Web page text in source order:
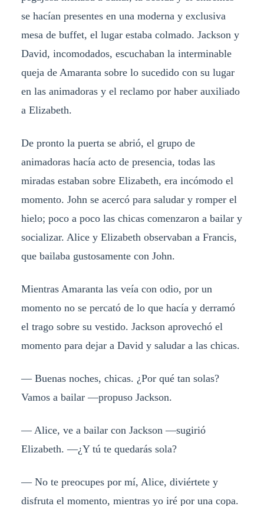
se hacían presentes en una moderna y exclusiva
mesa de buffet, el lugar estaba colmado. Jackson y
David, incomodados, escuchaban la interminable
queja de Amaranta sobre lo sucedido con su lugar
en las animadoras y el reclamo por haber auxiliado
a Elizabeth.
De pronto la puerta se abrió, el grupo de
animadoras hacía acto de presencia, todas las
miradas estaban sobre Elizabeth, era incómodo el
momento. John se acercó para saludar y romper el
hielo; poco a poco las chicas comenzaron a bailar y
socializar. Alice y Elizabeth observaban a Francis,
que bailaba gustosamente con John.
Mientras Amaranta las veía con odio, por un
momento no se percató de lo que hacía y derramó
el trago sobre su vestido. Jackson aprovechó el
momento para dejar a David y saludar a las chicas.
— Buenas noches, chicas. ¿Por qué tan solas?
Vamos a bailar —propuso Jackson.
— Alice, ve a bailar con Jackson —sugirió
Elizabeth. —¿Y tú te quedarás sola?
— No te preocupes por mí, Alice, diviértete y
disfruta el momento, mientras yo iré por una copa.